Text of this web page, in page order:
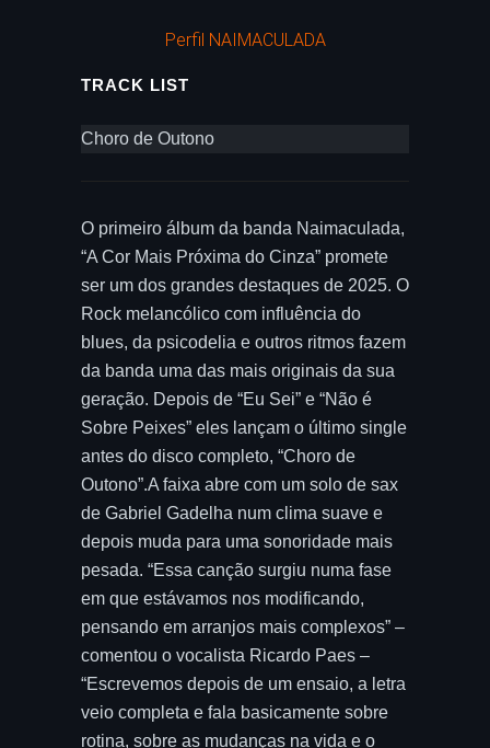
Perfil NAIMACULADA
TRACK LIST
Choro de Outono
O primeiro álbum da banda Naimaculada,
“A Cor Mais Próxima do Cinza” promete
ser um dos grandes destaques de 2025. O
Rock melancólico com influência do
blues, da psicodelia e outros ritmos fazem
da banda uma das mais originais da sua
geração. Depois de “Eu Sei” e “Não é
Sobre Peixes” eles lançam o último single
antes do disco completo, “Choro de
Outono”.A faixa abre com um solo de sax
de Gabriel Gadelha num clima suave e
depois muda para uma sonoridade mais
pesada. “Essa canção surgiu numa fase
em que estávamos nos modificando,
pensando em arranjos mais complexos” –
comentou o vocalista Ricardo Paes –
“Escrevemos depois de um ensaio, a letra
veio completa e fala basicamente sobre
rotina, sobre as mudanças na vida e o